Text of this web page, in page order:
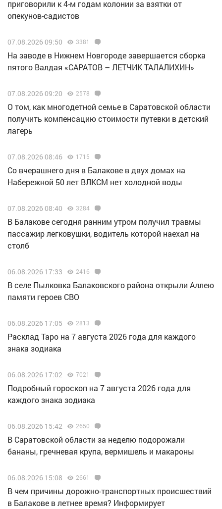
приговорили к 4-м годам колонии за взятки от
опекунов-садистов
07.08.2026 09:50 3381
Н️а заводе в Нижнем Новгороде завершается сборка
пятого Валдая «САРАТОВ – ЛЕТЧИК ТАЛАЛИХИН»
07.08.2026 09:20 2578
О том, как многодетной семье в Саратовской области
получить компенсацию стоимости путевки в детский
лагерь
07.08.2026 08:46 1715
Со вчерашнего дня в Балакове в двух домах на
Набережной 50 лет ВЛКСМ нет холодной воды
07.08.2026 08:40 3284
В Балакове сегодня ранним утром получил травмы
пассажир легковушки, водитель которой наехал на
столб
06.08.2026 17:33 2416
В селе Пылковка Балаковского района открыли Аллею
памяти героев СВО
06.08.2026 17:05 2813
Расклад Таро на 7 августа 2026 года для каждого
знака зодиака
06.08.2026 17:02 7021
Подробный гороскоп на 7 августа 2026 года для
каждого знака зодиака
06.08.2026 15:42 2650
В Саратовской области за неделю подорожали
бананы, гречневая крупа, вермишель и макароны
06.08.2026 15:08 2661
В чем причины дорожно-транспортных происшествий
в Балакове в летнее время? Информирует